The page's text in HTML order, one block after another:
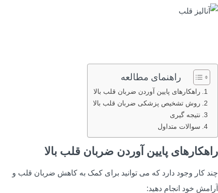
راهنمای مطالعه
راهکارهای پایین آوردن ضربان قلب بالا
روش تشخیص پزشکی ضربان قلب بالا
نتیجه گیری
سوالات متداول
پایین آوردن ضربان قلب بالا
کار وجود دارد که می توانید برای کمک به کاهش ضربان قلب و
خود انجام دهید: